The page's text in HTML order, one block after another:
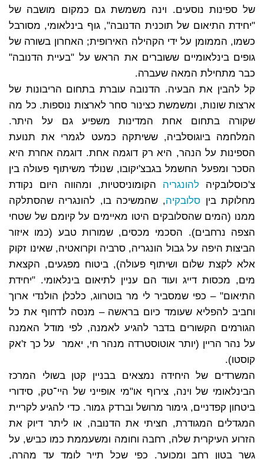
של ספינות נוסעים. וינה משמשת גם כמקום מושבה של
"יחידת התיאום של תוכנית הדנובה", גוף בינלאומי, מסורבל
כשמו, הממומן על ידי הקהילה האירופית; האחרון בשורה של
גופים בינלאומיים ששוברים את הראש על "בעיית הדנובה"
כבר מתחילת המאה שעברה.
קל להבין את הבעיה. הדנובה עוברת בתחום הריבונות של
ארצות שונות, ומשמשת כצינור סחר לארצות נוספות. כל מה
שקורה בתחום אחת המדינות משפיע גם על היתר.
המלחמה ביוגוסלביה, ששיתקה כמעט לגמרי את תנועת
הספינות על הנהר, היא רק דוגמה אחת. דוגמה אחרת היא
הסכר ומפעל החשמל בגבצ'יקובו, שנולד משיתוף פעולה בין
צ'כוסלובקיה להונגריה הקומוניסטיות, ומהווה היום נקודת
מחלוקת בין סלובקיה, שהמשיכה בו, להונגריה שהסתלקה
ממנו (המים שהסלובקים היטו מאיימים על קיומם של שטחי
הצפה נרחבים). הסכמי מכסים, שמורות טבע (כמו איזור
הביצות היפה על גבול הונגריה, סרביה וקרואטיה, שאינו זקוק
אלא לקצת שלום ושיתוף פעולה), ביטוח מפגעים, הקצאת
מים, מכסות דייג ועוד הם עניין לתיאום בינלאומי. "יחידת
התיאום" – כפי שמסביר לי מר בוטרווג, כלכלן הולנדי ארוך
וחביב להפליא שעומד כיום בראשה – מנסה לדחוף את כל
הגורמים הקשורים בדבר להגיע לאמנה, לפי מודל האמנה
על נהר הריין (יותר אוטוסטרדה מנהר חי, יאמר על כך ז'אק
קוסטו).
המשרדים של היחידה נמצאים בבניין קטן בשולי המרכז
הבינלאומי של וינה, צירוף או"מי אופייני של היי־טק, סידורי
ביטחון קפדניים, גימור מרושל וברדק גמור. כדי להגיע לקריית
המגדלים המגודרת, חציתי את הדנובה, או ליתר דיוק את
הזרוע העיקרית שלה, רחבה וחומה ומשעממת כמו כביש, על
גשר בטון רחב ומכוער. כפי שכל תייר לומד עד מהרה,